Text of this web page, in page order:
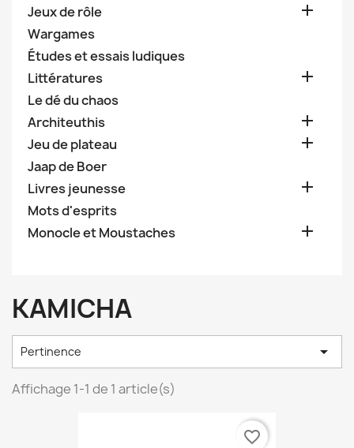
Jeux de rôle 
Wargames
Études et essais ludiques
Littératures

Le dé du chaos
Architeuthis

Jeu de plateau 
Jaap de Boer
Livres jeunesse

Mots d'esprits
Monocle et Moustaches

KAMICHA
Pertinence 
Affichage 1-1 de 1 article(s)
favorite_border